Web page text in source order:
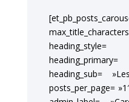
heading_sub=
posts_per_page=